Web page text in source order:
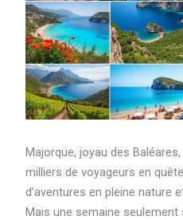
Majorque, joyau des
milliers de voyageurs en
d’aventures en pleine nature
Mais une semaine seulement